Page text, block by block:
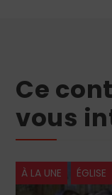
Ce
vous
À LA UNE ÉGLISE